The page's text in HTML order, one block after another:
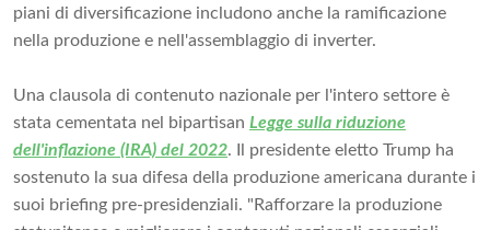
piani di diversificazione includono anche la ramificazione
nella produzione e nell'assemblaggio di inverter.
Una clausola di contenuto nazionale per l'intero settore è
stata cementata nel bipartisan Legge sulla riduzione
dell'inflazione (IRA) del 2022. Il presidente eletto Trump ha
sostenuto la sua difesa della produzione americana durante i
suoi briefing pre-presidenziali. "Rafforzare la produzione